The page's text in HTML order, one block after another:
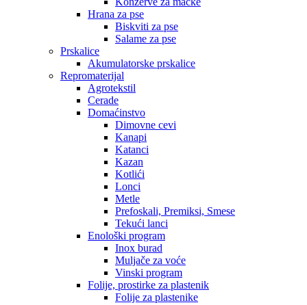
Hrana za pse
Biskviti za pse
Salame za pse
Prskalice
Akumulatorske prskalice
Repromaterijal
Agrotekstil
Cerade
Domaćinstvo
Dimovne cevi
Kanapi
Katanci
Kazan
Kotlići
Lonci
Metle
Prefoskali, Premiksi, Smese
Tekući lanci
Enološki program
Inox burad
Muljače za voće
Vinski program
Folije, prostirke za plastenik
Folije za plastenike